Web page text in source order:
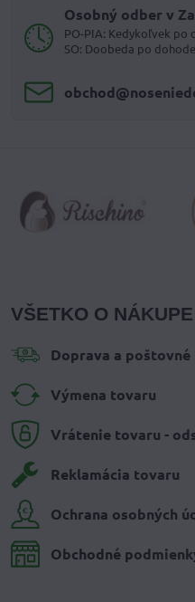
Osobný odber v
PO-PIA: Kedykoľvek po
SO: Doobeda po dohode
VŠETKO O NÁKUPE
Doprava a poštovné
Výmena tovaru
Vrátenie tovaru -
Reklamácia tovaru
Ochrana osobných
Obchodné